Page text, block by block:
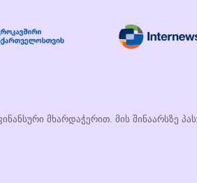
მხარდაჭერით. მის შინაარსზე